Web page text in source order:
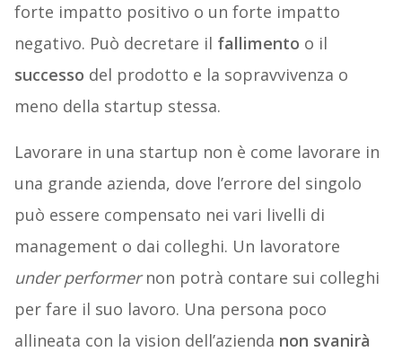
forte impatto positivo o un forte impatto
negativo. Può decretare il fallimento o il
successo del prodotto e la sopravvivenza o
meno della startup stessa.
Lavorare in una startup non è come lavorare in
una grande azienda, dove l’errore del singolo
può essere compensato nei vari livelli di
management o dai colleghi. Un lavoratore
under performernon potrà contare sui colleghi
per fare il suo lavoro. Una persona poco
allineata con la vision dell’azienda non svanirà